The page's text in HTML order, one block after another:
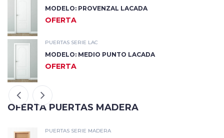
MODELO: 2RV LACADA
NEW
PUERTAS SERIE LAC
MODELO: 1RV 2RH LACADA
NEW
OFERTA PUERTAS MADERA
PUERTAS SERIE MADERA